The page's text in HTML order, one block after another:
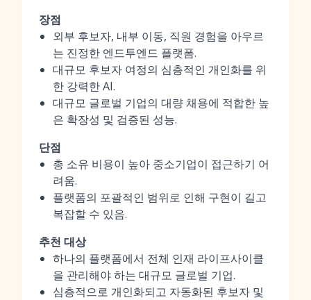
장점
외부 후보자, 내부 이동, 직원 경험을 아우르
는 진정한 엔드투엔드 플랫폼.
대규모 후보자 여정의 심층적인 개인화를 위
한 강력한 AI.
대규모 글로벌 기업의 대량 채용에 적합한 높
은 확장성 및 검증된 성능.
단점
총 소유 비용이 높아 중소기업이 접근하기 어
려움.
플랫폼의 포괄적인 범위로 인해 구현이 길고
복잡할 수 있음.
추천 대상
하나의 플랫폼에서 전체 인재 라이프사이클
을 관리해야 하는 대규모 글로벌 기업.
심층적으로 개인화되고 자동화된 후보자 및